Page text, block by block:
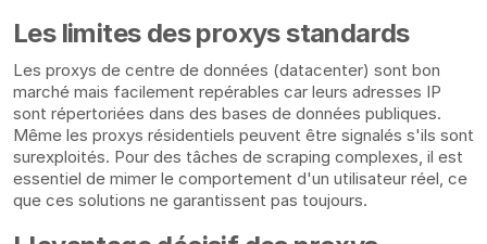
Les limites des proxys standards
Les proxys de centre de données (datacenter) sont bon
marché mais facilement repérables car leurs adresses IP
sont répertoriées dans des bases de données publiques.
Même les proxys résidentiels peuvent être signalés s'ils sont
surexploités. Pour des tâches de scraping complexes, il est
essentiel de mimer le comportement d'un utilisateur réel, ce
que ces solutions ne garantissent pas toujours.